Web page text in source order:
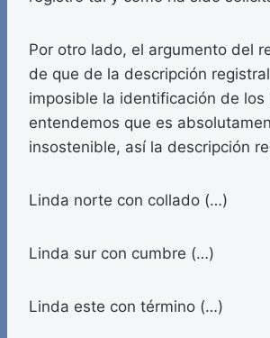
Por otro lado, el argumento del
de que de la descripción
imposible la identificación de los
entendemos que es
insostenible, así la descripción
Linda norte con collado (…)
Linda sur con cumbre (…)
Linda este con término (…)